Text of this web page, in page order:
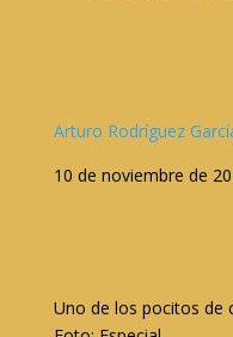
Arturo Rodríguez
10 de noviembre de
Uno de los pocitos de